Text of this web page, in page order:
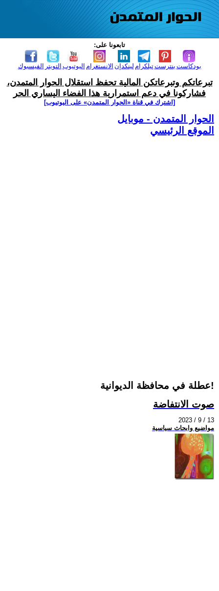
تابعونا على:
الفيسبوك التويتر اليوتيوب الانستغرام لينكدإن تيلكرامبنترست بودكاست
تبرعاتكم وتبرعاتكن المالية تحفظ استقلال الحوار المتمدن،
فشاركونا في دعم استمرارية هذا الفضاء اليساري الحر
[اشترك في قناة ‫«الحوار المتمدن» على اليوتيوب]
الحوار المتمدن - موبايل
الموقع الرئيسي
عطلة في محافظة الديوانية!
صوت الانتفاضة
2023 / 9 / 13
مواضيع وابحاث سياسية